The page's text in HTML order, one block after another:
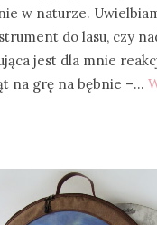
w naturze.
do lasu, czy
jest dla mnie
na grę na bębnie –…